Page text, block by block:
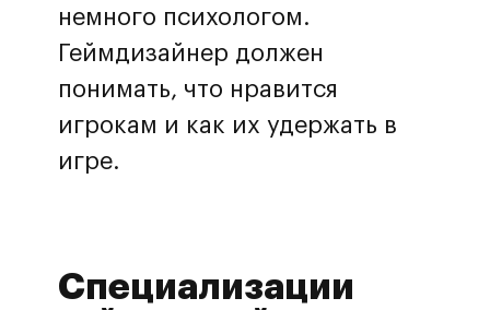
немного психологом.
Геймдизайнер должен
понимать, что нравится
игрокам и как их удержать в
игре.
Специализации